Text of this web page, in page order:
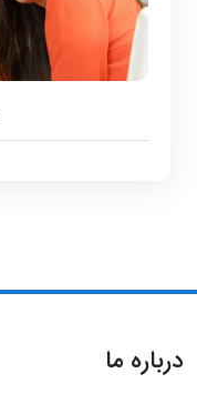
درباره ما